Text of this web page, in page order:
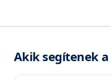
Akik segítenek